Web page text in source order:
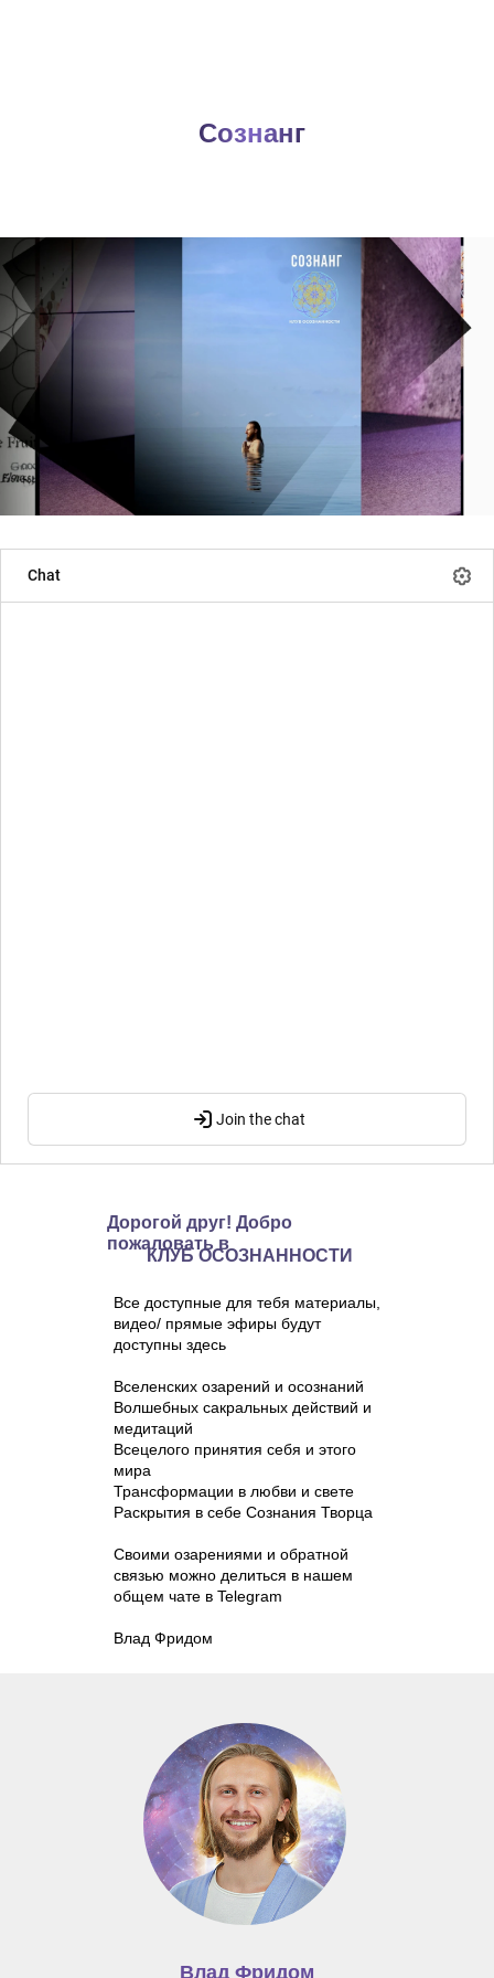
Сознанг
Дорогой друг! Добро
пожаловать в
Все доступные для тебя материалы,
видео/ прямые эфиры будут
доступны здесь
Вселенских озарений и осознаний
Волшебных сакральных действий и
медитаций
Всецелого принятия себя и этого
мира
Трансформации в любви и свете
Раскрытия в себе Сознания Творца
Своими озарениями и обратной
связью можно делиться в нашем
общем чате в Telegram
Влад Фридом
КЛУБ ОСОЗНАННОСТИ
Влад Фридом